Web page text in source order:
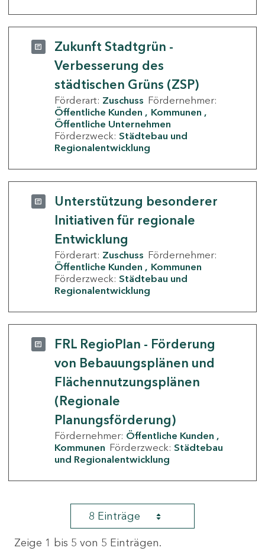
Zukunft Stadtgrün -
Verbesserung des
städtischen Grüns (ZSP)
Förderart: Zuschuss Fördernehmer:
Öffentliche Kunden
Kommunen
Öffentliche Unternehmen
Förderzweck: Städtebau und
Regionalentwicklung
Unterstützung besonderer
Initiativen für regionale
Entwicklung
Förderart: Zuschuss Fördernehmer:
Öffentliche Kunden
Kommunen
Förderzweck: Städtebau und
Regionalentwicklung
FRL RegioPlan - Förderung
von Bebauungsplänen und
Flächennutzungsplänen
(Regionale
Planungsförderung)
Fördernehmer: Öffentliche Kunden
Kommunen Förderzweck: Städtebau
und Regionalentwicklung
8 Einträge
Zeige 1 bis 5 von 5 Einträgen.